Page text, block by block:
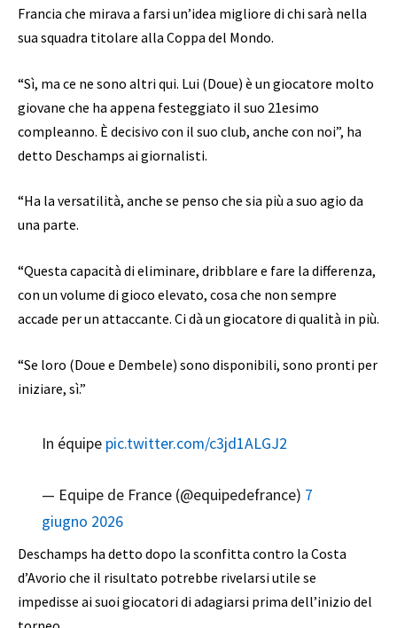
Francia che mirava a farsi un’idea migliore di chi sarà nella
sua squadra titolare alla Coppa del Mondo.
“Sì, ma ce ne sono altri qui. Lui (Doue) è un giocatore molto
giovane che ha appena festeggiato il suo 21esimo
compleanno. È decisivo con il suo club, anche con noi”, ha
detto Deschamps ai giornalisti.
“Ha la versatilità, anche se penso che sia più a suo agio da
una parte.
“Questa capacità di eliminare, dribblare e fare la differenza,
con un volume di gioco elevato, cosa che non sempre
accade per un attaccante. Ci dà un giocatore di qualità in più.
“Se loro (Doue e Dembele) sono disponibili, sono pronti per
iniziare, sì.”
In équipe pic.twitter.com/c3jd1ALGJ2
— Equipe de France (@equipedefrance) 7
giugno 2026
Deschamps ha detto dopo la sconfitta contro la Costa
d’Avorio che il risultato potrebbe rivelarsi utile se
impedisse ai suoi giocatori di adagiarsi prima dell’inizio del